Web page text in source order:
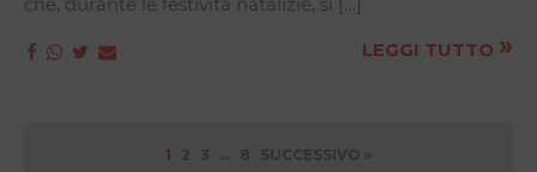
che, durante le festività natalizie, si […]
LEGGI TUTTO »
1 2 3 8 SUCCESSIVO »